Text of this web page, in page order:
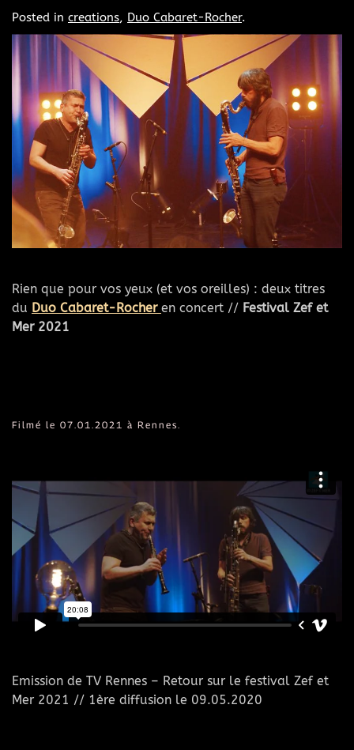
Posted in creations, Duo Cabaret-Rocher.
Rien que pour vos yeux (et vos oreilles) : deux titres
du Duo Cabaret-Rocher en concert // Festival Zef et
Mer 2021
Filmé le 07.01.2021 à Rennes.
Emission de TV Rennes – Retour sur le festival Zef et
Mer 2021 // 1ère diffusion le 09.05.2020